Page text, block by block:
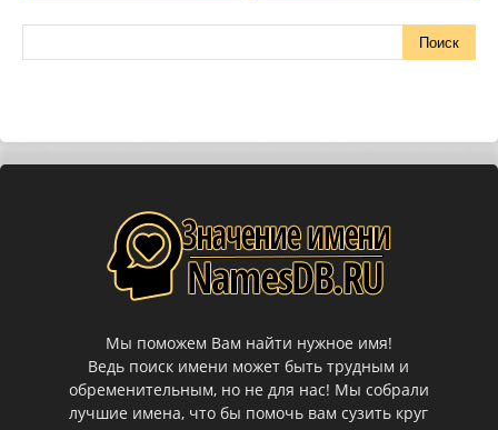
Мы поможем Вам найти нужное имя!
Ведь поиск имени может быть трудным и
обременительным, но не для нас! Мы собрали
лучшие имена, что бы помочь вам сузить круг